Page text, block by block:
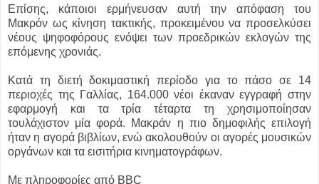
Επίσης, κάποιοι ερμήνευσαν αυτή την απόφαση του
Μακρόν ως κίνηση τακτικής, προκειμένου να προσελκύσει
νέους ψηφοφόρους ενόψει των προεδρικών εκλογών της
επόμενης χρονιάς.
Κατά τη διετή δοκιμαστική περίοδο για το πάσο σε 14
περιοχές της Γαλλίας, 164.000 νέοι έκαναν εγγραφή στην
εφαρμογή και τα τρία τέταρτα τη χρησιμοποίησαν
τουλάχιστον μία φορά. Μακράν η πιο δημοφιλής επιλογή
ήταν η αγορά βιβλίων, ενώ ακολουθούν οι αγορές μουσικών
οργάνων και τα εισιτήρια κινηματογράφων.
Με πληροφορίες από BBC